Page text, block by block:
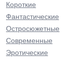
Короткие
Фантастические
Остросюжетные
Современные
Эротические